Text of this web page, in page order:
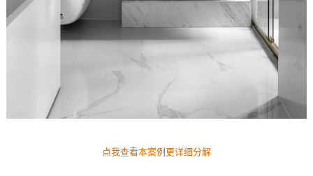
点我查看本案例更详细分解